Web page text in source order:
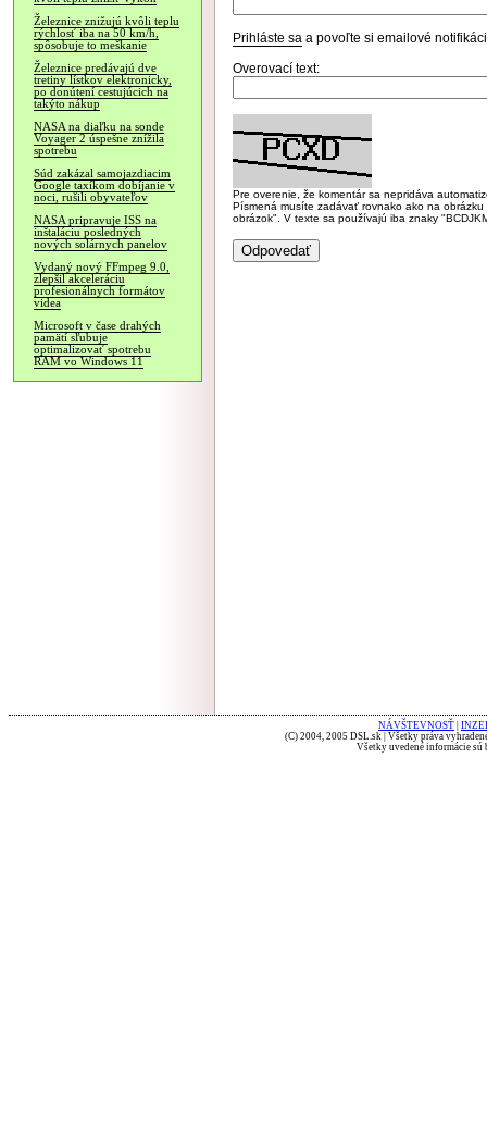
Železnice znižujú kvôli teplu
rýchlosť iba na 50 km/h,
spôsobuje to meškanie
Železnice predávajú dve
tretiny lístkov elektronicky,
po donútení cestujúcich na
takýto nákup
NASA na diaľku na sonde
Voyager 2 úspešne znížila
spotrebu
Súd zakázal samojazdiacim
Google taxíkom dobíjanie v
noci, rušili obyvateľov
NASA pripravuje ISS na
inštaláciu posledných
nových solárnych panelov
Vydaný nový FFmpeg 9.0,
zlepšil akceleráciu
profesionálnych formátov
videa
Microsoft v čase drahých
pamätí sľubuje
optimalizovať spotrebu
RAM vo Windows 11
Prihláste sa a povoľte si emailové
Overovací text:
Pre overenie, že komentár sa nepridáva
Písmená musíte zadávať rovnako ako na
obrázok". V texte sa používajú iba znaky
NÁVŠTEVNOSŤ
(C) 2004, 2005 DSL.sk | Všetky práva
Všetky uvedené informácie sú